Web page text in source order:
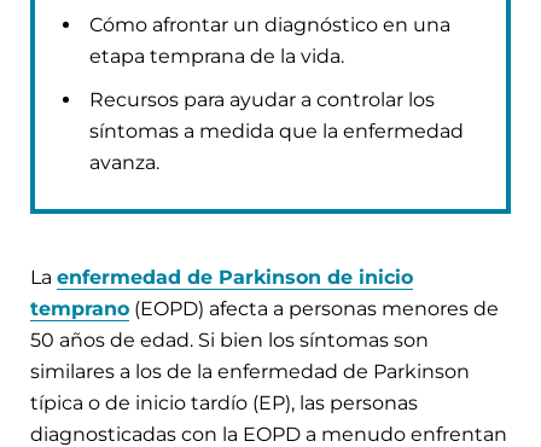
Cómo afrontar un diagnóstico en una
etapa temprana de la vida.
Recursos para ayudar a controlar los
síntomas a medida que la enfermedad
avanza.
La enfermedad de Parkinson de inicio
temprano (EOPD) afecta a personas menores de
50 años de edad. Si bien los síntomas son
similares a los de la enfermedad de Parkinson
típica o de inicio tardío (EP), las personas
diagnosticadas con la EOPD a menudo enfrentan